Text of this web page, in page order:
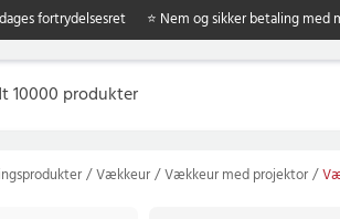
fortrydelsesret ⭐ Nem og sikker betaling med
Vækkeur Vækkeur med projektor